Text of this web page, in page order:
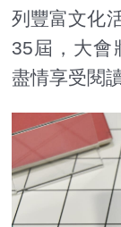
列豐富文化
35屆，大會
盡情享受閱